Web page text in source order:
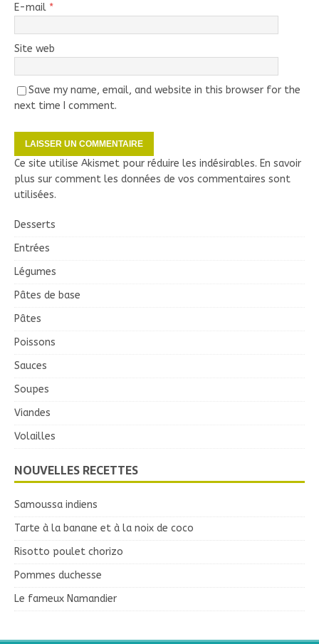
E-mail *
Site web
Save my name, email, and website in this browser for the
next time I comment.
Ce site utilise Akismet pour réduire les indésirables. En savoir
plus sur comment les données de vos commentaires sont
utilisées.
Desserts
Entrées
Légumes
Pâtes de base
Pâtes
Poissons
Sauces
Soupes
Viandes
Volailles
NOUVELLES RECETTES
Samoussa indiens
Tarte à la banane et à la noix de coco
Risotto poulet chorizo
Pommes duchesse
Le fameux Namandier